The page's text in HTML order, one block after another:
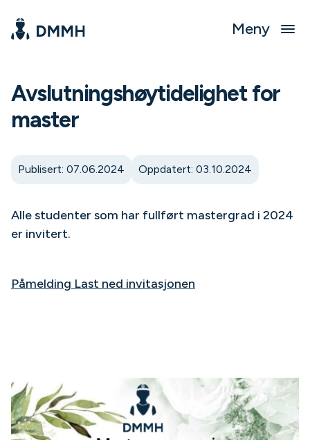
Meny
Avslutningshøytidelighet for
master
Publisert: 07.06.2024 Oppdatert: 03.10.2024
Alle studenter som har fullført mastergrad i 2024
er invitert.
Påmelding Last ned invitasjonen